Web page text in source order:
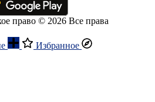
право © 2026 Все права
Избранное